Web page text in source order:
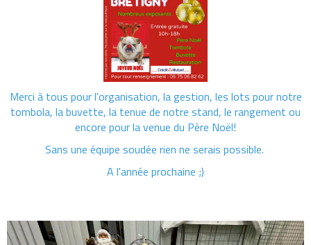
Merci à tous pour l'organisation, la gestion, les lots pour notre
tombola, la buvette, la tenue de notre stand, le rangement ou
encore pour la venue du Père Noël!
Sans une équipe soudée rien ne serais possible.
A l'année prochaine ;)